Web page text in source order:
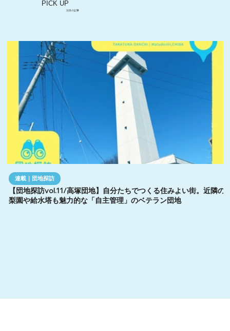
PICK UP
注目の記事
【団地探訪vol.11/高塚団地】自分たちでつくる住みよい街。近隣の
梨園や給水塔も魅力的な「自主管理」のベテラン団地
連載｜団地探訪